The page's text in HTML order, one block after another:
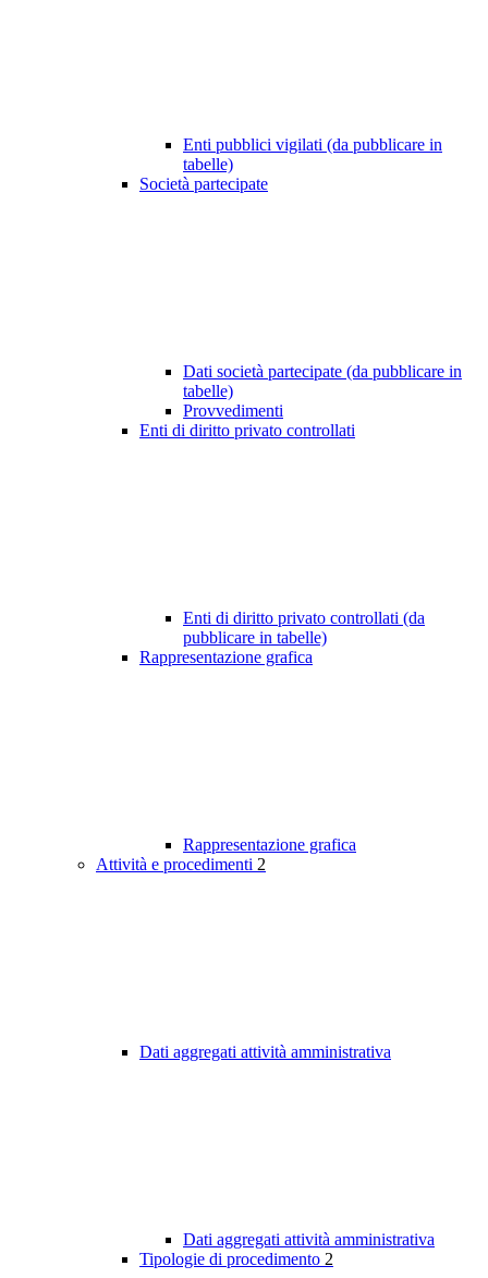
Enti pubblici vigilati (da pubblicare in
tabelle)
Società partecipate
Dati società partecipate (da pubblicare in
tabelle)
Provvedimenti
Enti di diritto privato controllati
Enti di diritto privato controllati (da
pubblicare in tabelle)
Rappresentazione grafica
Rappresentazione grafica
Attività e procedimenti 2
Dati aggregati attività amministrativa
Dati aggregati attività amministrativa
Tipologie di procedimento 2